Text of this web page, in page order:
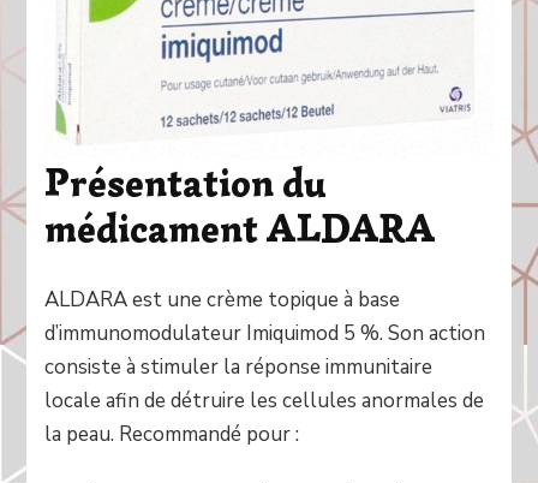
Présentation du
médicament ALDARA
ALDARA est une crème topique à base
d’immunomodulateur Imiquimod 5 %. Son action
consiste à stimuler la réponse immunitaire
locale afin de détruire les cellules anormales de
la peau. Recommandé pour :